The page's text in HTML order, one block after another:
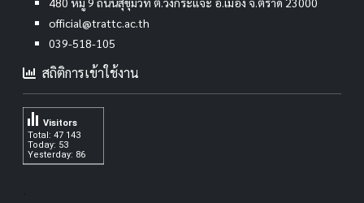
official@trattc.ac.th
039-518-105
สถิติการเข้าใช้งาน
Total: 47 143
Today: 53
Yesterday: 86
Visitors